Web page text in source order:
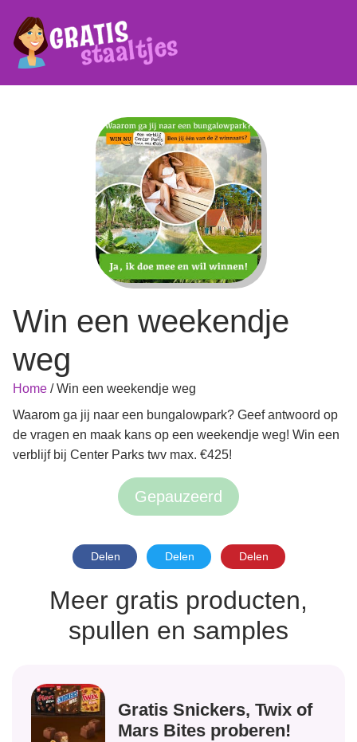
Win een weekendje
weg
Home /Win een weekendje weg
Waarom ga jij naar een bungalowpark? Geef antwoord op
de vragen en maak kans op een weekendje weg! Win een
verblijf bij Center Parks twv max. €425!
Gepauzeerd
Delen Delen Delen
Meer gratis producten,
spullen en samples
Gratis Snickers, Twix of
Mars Bites proberen!